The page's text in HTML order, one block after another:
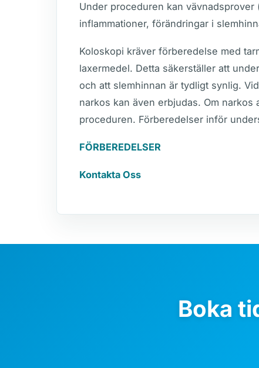
Under proceduren kan
inflammationer, förändringar i
Koloskopi kräver förberedelse med
laxermedel. Detta säkerställer att
och att slemhinnan är tydligt synlig.
narkos kan även erbjudas. Om
proceduren. Förberedelser inför
FÖRBEREDELSER
Kontakta Oss
Boka